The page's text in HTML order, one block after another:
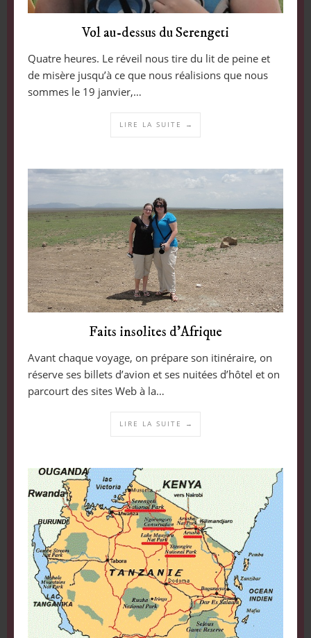
Vol au-dessus du Serengeti
Quatre heures. Le réveil nous tire du lit de peine et
de misère jusqu’à ce que nous réalisions que nous
sommes le 19 janvier,…
LIRE LA SUITE →
Faits insolites d’Afrique
Avant chaque voyage, on prépare son itinéraire, on
réserve ses billets d’avion et ses nuitées d’hôtel et on
parcourt des sites Web à la…
LIRE LA SUITE →